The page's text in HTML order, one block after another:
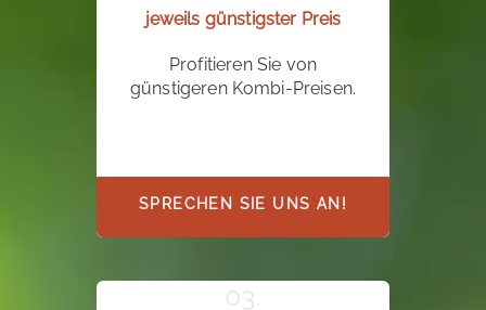
jeweils günstigster Preis
Profitieren Sie von
günstigeren Kombi-Preisen.
SPRECHEN SIE UNS AN!